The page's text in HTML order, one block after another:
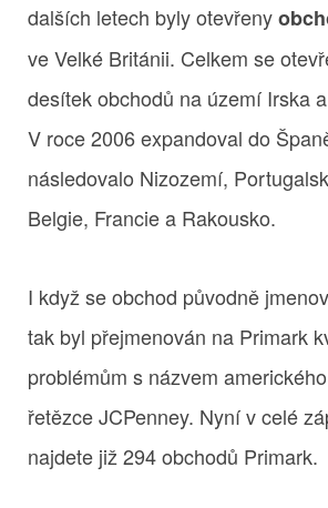
dalších letech byly otevřeny
ve Velké Británii. Celkem se
desítek obchodů na území Irska
V roce 2006 expandoval do
následovalo Nizozemí,
Belgie, Francie a Rakousko.
I když se obchod původně
tak byl přejmenován na Primark
problémům s názvem
řetězce JCPenney. Nyní v celé
najdete již 294 obchodů Primark.